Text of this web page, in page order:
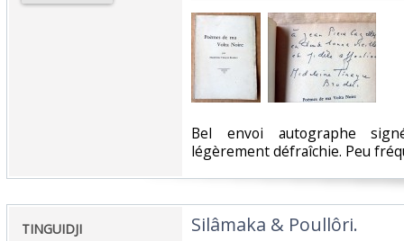
‎Bel envoi autographe
légèrement défraîchie. Peu
‎TINGUIDJI‎ ‎Silâmaka & Poullôri.‎